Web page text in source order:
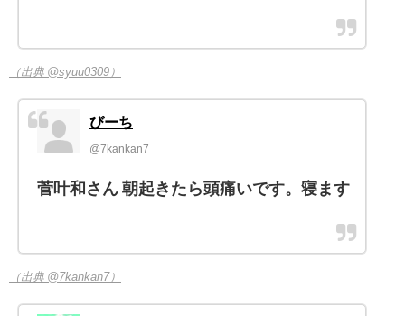
（出典 @syuu0309）
びーち
@7kankan7
菅叶和さん 朝起きたら頭痛いです。寝ます
（出典 @7kankan7）